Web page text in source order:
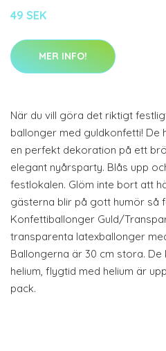
49 SEK
MER INFO!
När du vill göra det riktigt
ballonger med guldkonfetti! De
en perfekt dekoration på ett
elegant nyårsparty. Blås upp
festlokalen. Glöm inte bort att
gästerna blir på gott humör så
Konfettiballonger Guld/
transparenta latexballonger
Ballongerna är 30 cm stora.
helium, flygtid med helium är
pack.